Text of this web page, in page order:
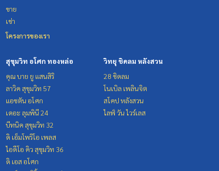
ขาย
เช่า
โครงการของเรา
สุขุมวิท อโศก ทองหล่อ
คุณ บาย ยู แสนสิริ
ลาวิค สุขุมวิท 57
แอชตัน อโศก
เดอะ ลุมพินี 24
บีทนิค สุขุมวิท 32
ดิ เอ็มโพริโอ เพลส
ไอดีโอ คิว สุขุมวิท 36
ดิ เอส อโศก
วิทยุ ชิดลม หลังสวน
28 ชิดลม
โนเบิล เพลินจิต
สโคป หลังสวน
ไลฟ์ วัน ไวร์เลส